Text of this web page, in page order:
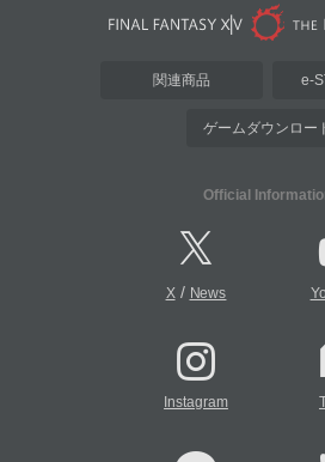
関連商品 e-
ゲームダウンロー
Official
X/ News
Instagram